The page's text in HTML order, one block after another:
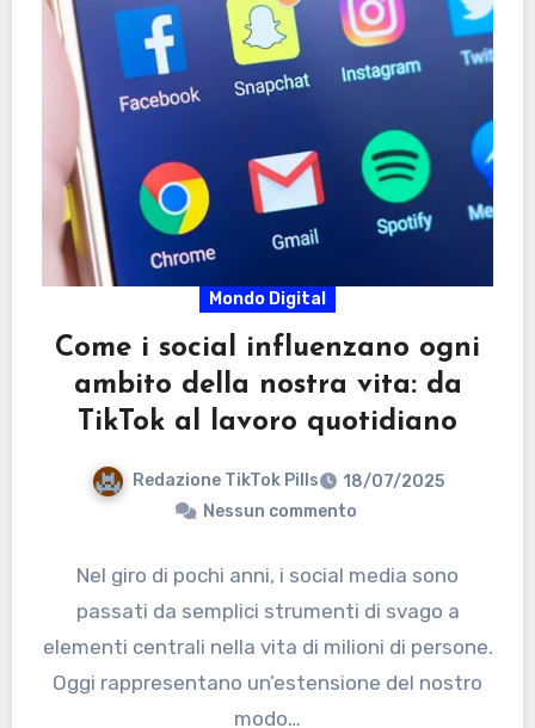
Mondo Digital
Come i social influenzano ogni
ambito della nostra vita: da
TikTok al lavoro quotidiano
Redazione TikTok Pills
18/07/2025
Nessun commento
Nel giro di pochi anni, i social media sono
passati da semplici strumenti di svago a
elementi centrali nella vita di milioni di persone.
Oggi rappresentano un’estensione del nostro
modo…